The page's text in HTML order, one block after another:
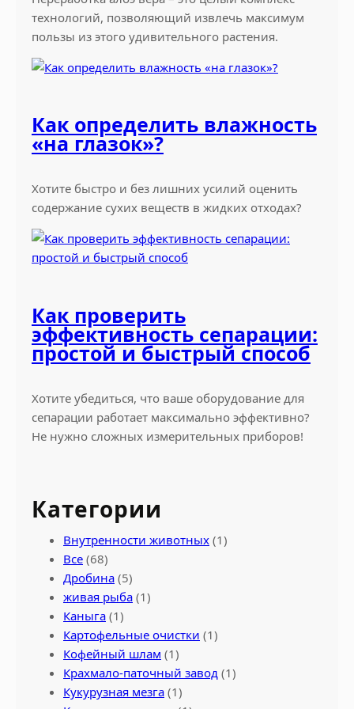
в
о
к
б
и
а
т
технологий, позволяющий извлечь максимум
пользы из этого удивительного растения.
Как определить влажность
«на глазок»?
Хотите быстро и без лишних усилий оценить
содержание сухих веществ в жидких отходах?
Как проверить
эффективность сепарации:
простой и быстрый способ
Хотите убедиться, что ваше оборудование для
сепарации работает максимально эффективно?
Не нужно сложных измерительных приборов!
Категории
Внутренности животных (1)
Все (68)
Дробина (5)
живая рыба (1)
Каныга (1)
Картофельные очистки (1)
Кофейный шлам (1)
Крахмало-паточный завод (1)
Кукурузная мезга (1)